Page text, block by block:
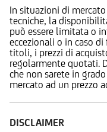
In situazioni di
tecniche, la
può essere limitata o
eccezionali o in caso
titoli, i prezzi di
regolarmente quotati.
che non sarete in
mercato ad un prezzo
DISCLAIMER